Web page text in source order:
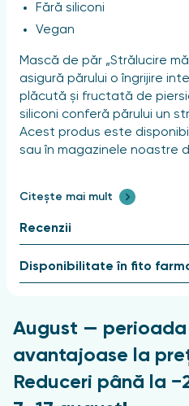
Fără siliconi
Vegan
Mască de păr „Strălucire
asigură părului o îngrijire
plăcută și fructată de
siliconi conferă părului un
Acest produs este
sau în magazinele noastre
Caracteristici ale
Proprietățile produsului:
Informații
Denumirea exactă a
mătăsoasă” mască de păr
Compoziție
Citește mai mult
Recenzii
Disponibilitate în fito
August —
avantajoase la
Reduceri până la